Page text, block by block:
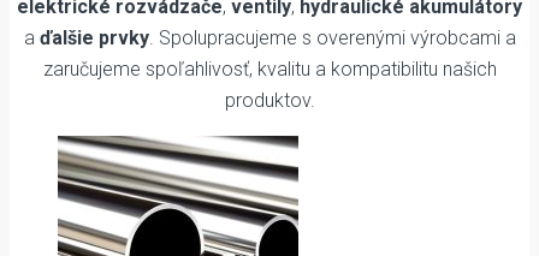
elektrické rozvádzače, ventily, hydraulické akumulátory
a ďalšie prvky. Spolupracujeme s overenými výrobcami a
zaručujeme spoľahlivosť, kvalitu a kompatibilitu našich
produktov.